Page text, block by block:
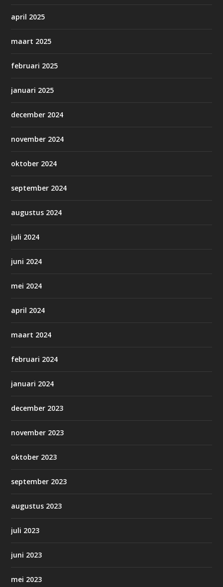
april 2025
maart 2025
februari 2025
januari 2025
december 2024
november 2024
oktober 2024
september 2024
augustus 2024
juli 2024
juni 2024
mei 2024
april 2024
maart 2024
februari 2024
januari 2024
december 2023
november 2023
oktober 2023
september 2023
augustus 2023
juli 2023
juni 2023
mei 2023